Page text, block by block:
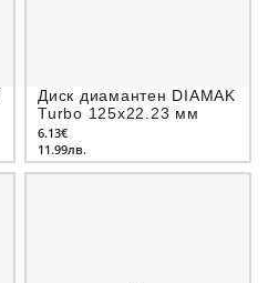
Диск диамантен DIAMAK
Turbo 125х22.23 мм
6.13€
11.99лв.